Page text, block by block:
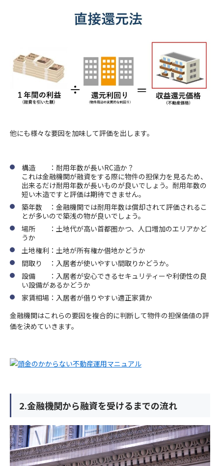
他にも様々な要因を加味して評価を出します。
構造 ：耐用年数が長いRC造か？
これは金融機関が融資をする際に物件の担保力を見るため、
出来るだけ耐用年数が長いものが良いでしょう。耐用年数の
短い木造ですと評価は期待できません。
築年数 ：金融機関では耐用年数は償却されて評価されるこ
とが多いので築浅の物が良いでしょう。
場所 ：土地代が高い首都圏かつ、人口増加のエリアかど
うか
土地権利：土地が所有権か借地かどうか
間取り ：入居者が使いやすい間取りかどうか。
設備 ：入居者が安心できるセキュリティーや利便性の良
い設備があるかどうか
家賃相場：入居者が借りやすい適正家賃か
金融機関はこれらの要因を複合的に判断して物件の担保価値の評
価を決めていきます。
2.金融機関から融資を受けるまでの流れ